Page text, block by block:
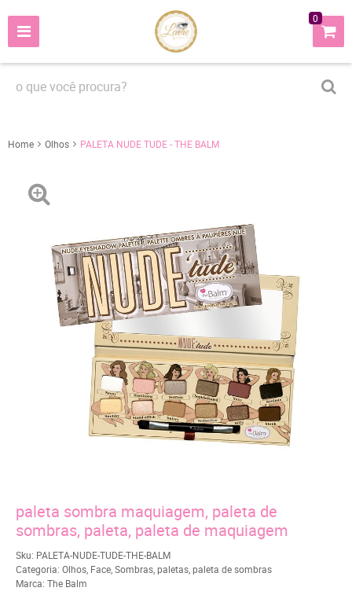
0
Home Olhos PALETA NUDE TUDE - THE BALM
paleta sombra maquiagem, paleta de
sombras, paleta, paleta de maquiagem
Sku: PALETA-NUDE-TUDE-THE-BALM
Categoria: Olhos Face Sombras paletas paleta de sombras
Marca: The Balm